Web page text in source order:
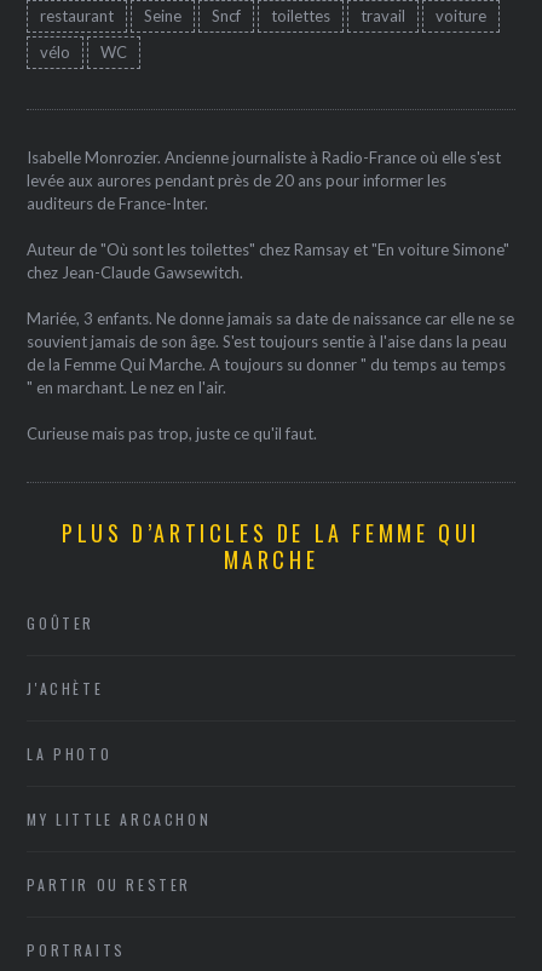
restaurant
Seine Sncf toilettes travail
voiture
vélo
WC
Isabelle Monrozier. Ancienne journaliste à Radio-France où elle s'est
levée aux aurores pendant près de 20 ans pour informer les
auditeurs de France-Inter.
Auteur de "Où sont les toilettes" chez Ramsay et "En voiture Simone"
chez Jean-Claude Gawsewitch.
Mariée, 3 enfants. Ne donne jamais sa date de naissance car elle ne se
souvient jamais de son âge. S'est toujours sentie à l'aise dans la peau
de la Femme Qui Marche. A toujours su donner " du temps au temps
" en marchant. Le nez en l'air.
Curieuse mais pas trop, juste ce qu'il faut.
PLUS D’ARTICLES DE LA FEMME QUI
MARCHE
GOÛTER
J'ACHÈTE
LA PHOTO
MY LITTLE ARCACHON
PARTIR OU RESTER
PORTRAITS